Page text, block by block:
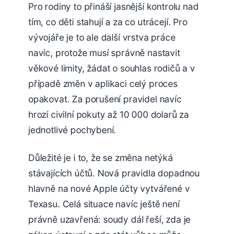
Pro rodiny to přináší jasnější kontrolu nad
tím, co děti stahují a za co utrácejí. Pro
vývojáře je to ale další vrstva práce
navíc, protože musí správně nastavit
věkové limity, žádat o souhlas rodičů a v
případě změn v aplikaci celý proces
opakovat. Za porušení pravidel navíc
hrozí civilní pokuty až 10 000 dolarů za
jednotlivé pochybení.
Důležité je i to, že se změna netýká
stávajících účtů. Nová pravidla dopadnou
hlavně na nové Apple účty vytvářené v
Texasu. Celá situace navíc ještě není
právně uzavřená: soudy dál řeší, zda je